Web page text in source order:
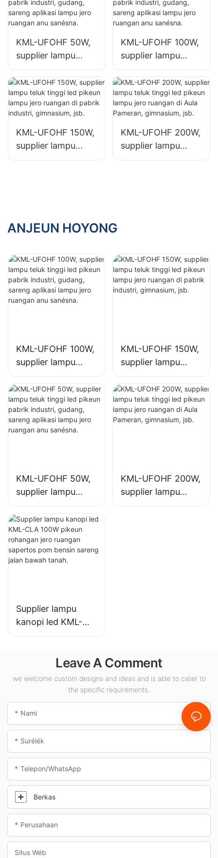
gedong pabrik
Industri sareng
sapertos gedong
pabrik Industri
KML-UFOHF 50W,
supplier lampu
teluk tinggi led
pikeun pabrik
industri, gudang,
sareng aplikasi
anu sanésna.
KML-UFOHF 100W,
supplier lampu
teluk tinggi led
pikeun pabrik
industri, gudang,
sareng aplikasi
anu sanésna.
KML-UFOHF 150W,
supplier lampu
teluk tinggi led
KML-UFOHF 200W,
supplier lampu
teluk tinggi led
ANJEUN HOYONG
KML-UFOHF 100W,
supplier lampu
teluk tinggi led
pikeun pabrik
industri, gudang,
sareng aplikasi
lampu jero ruangan
KML-UFOHF 150W,
supplier lampu
teluk tinggi led
pikeun lampu jero
ruangan di pabrik
industri,
KML-UFOHF 50W,
supplier lampu
teluk tinggi led
pikeun pabrik
industri, gudang,
sareng aplikasi
lampu jero ruangan
KML-UFOHF 200W,
supplier lampu
teluk tinggi led
Supplier lampu
kanopi led KML-
CLA 100W pikeun
ruangan sapertos
pom bensin sareng
jalan bawah tanah.
Leave A Comment
we welcome custom designs and ideas and is able to cater to
the specific requirements.
Nami
Surélék
Telepon/whatsApp
Berkas
Perusahaan
Situs Wéb